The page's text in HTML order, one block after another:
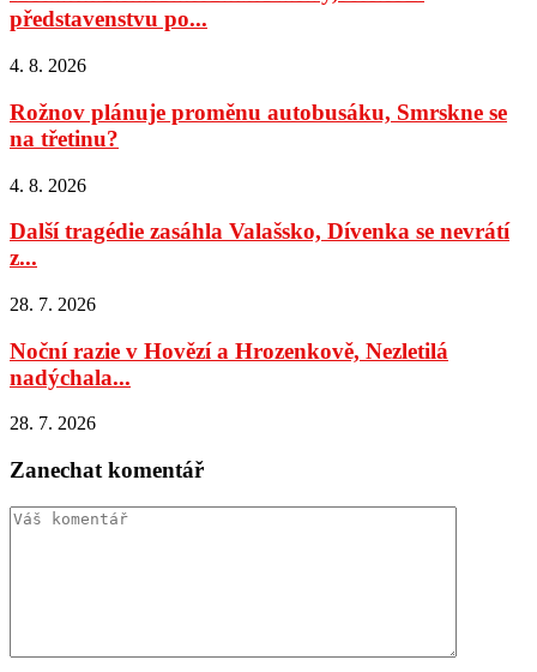
představenstvu po...
4. 8. 2026
Rožnov plánuje proměnu autobusáku, Smrskne se
na třetinu?
4. 8. 2026
Další tragédie zasáhla Valašsko, Dívenka se nevrátí
z...
28. 7. 2026
Noční razie v Hovězí a Hrozenkově, Nezletilá
nadýchala...
28. 7. 2026
Zanechat komentář